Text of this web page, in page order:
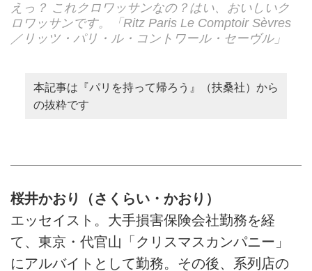
えっ？ これクロワッサンなの？はい、おいしいク
ロワッサンです。「Ritz Paris Le Comptoir Sèvres
／リッツ・パリ・ル・コントワール・セーヴル」
本記事は『パリを持って帰ろう』（扶桑社）から
の抜粋です
桜井かおり（さくらい・かおり）
エッセイスト。大手損害保険会社勤務を経
て、東京・代官山「クリスマスカンパニー」
にアルバイトとして勤務。その後、系列店の